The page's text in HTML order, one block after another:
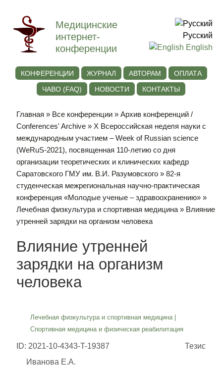
Медицинские
интернет-
конференции
Русский
English
КОНФЕРЕНЦИИ ЖУРНАЛ АВТОРАМ
ОПЛАТА
ЧАВО (FAQ)
НОВОСТИ КОНТАКТЫ
Главная » Все конференции »Архив конференций /
Conferences' Archive » Х Всероссийская неделя науки с
международным участием – Week of Russian science
(WeRuS-2021), посвященная 110-летию со дня
организации теоретических и клинических кафедр
Саратовского ГМУ им. В.И. Разумовского »82-я
студенческая межрегиональная научно-практическая
конференция «Молодые ученые – здравоохранению» »
Лечебная физкультура и спортивная медицина » Влияние
утренней зарядки на организм человека
Влияние утренней
зарядки на организм
человека
Лечебная физкультура и спортивная медицина|
Спортивная медицина и физическая реабилитация
ID: 2021-10-4343-T-19387
Тезис
Иванова Е.А.